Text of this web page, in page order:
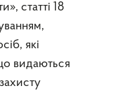
статті 18
які
видаються